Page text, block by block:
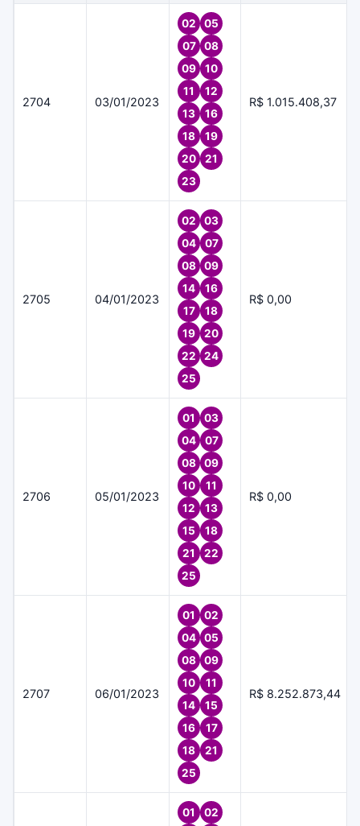
2704 03/01/2023
02
05
07
08
09
10
11
12
13
16
18
19
20
21
23
R$ 1.015.408,37
2705 04/01/2023
02
03
04
07
08
09
14
16
17
18
19
20
22
24
25
R$ 0,00
2706 05/01/2023
01
03
04
07
08
09
10
11
12
13
15
18
21
22
25
R$ 0,00
2707 06/01/2023
01
02
04
05
08
09
10
11
14
15
16
17
18
21
25
R$ 8.252.873,44
01
02